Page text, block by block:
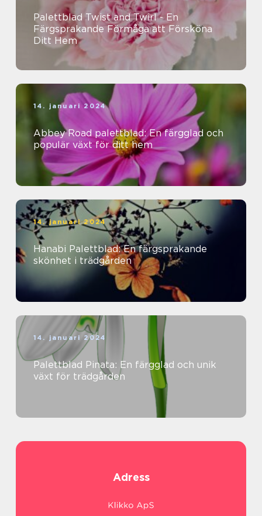
Palettblad Twist and Twirl - En
Färgsprakande Förmåga att Försköna
Ditt Hem
14. januari 2024
Abbey Road palettblad: En färgglad och
populär växt för ditt hem
14. januari 2024
Hanabi Palettblad: En färgsprakande
skönhet i trädgården
14. januari 2024
Palettblad Pinata: En färgglad och unik
växt för trädgården
Adress